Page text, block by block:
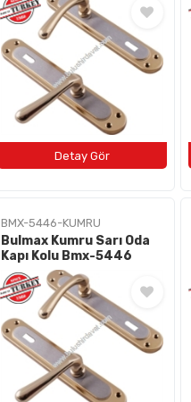
BMX-5446-KUMRU
Bulmax Kumru Sarı Oda
Kapı Kolu Bmx-5446